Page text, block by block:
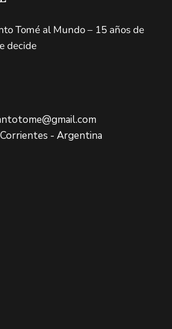
Tomé al Mundo – 15 años de
decide
- Argentina